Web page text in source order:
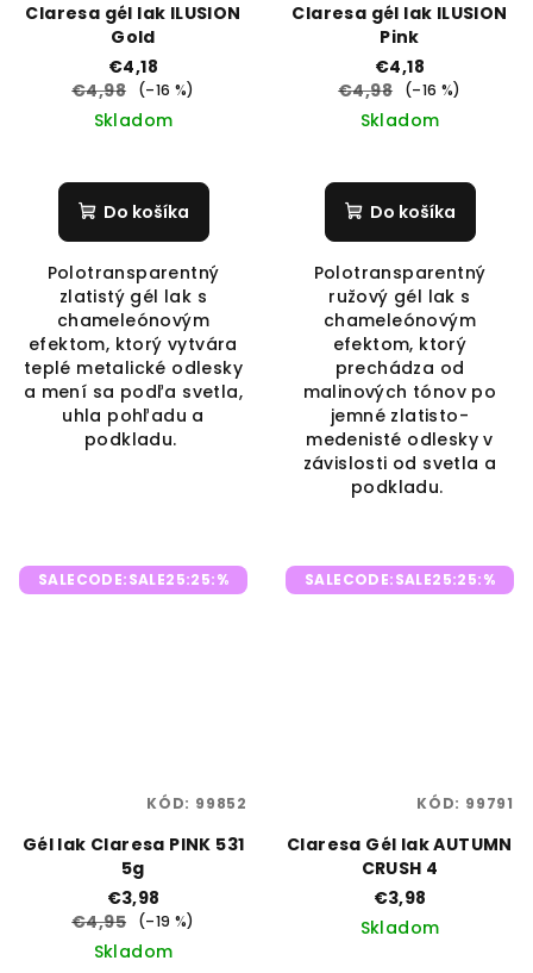
Claresa gél lak ILUSION
Gold
€4,18
€4,98
(–16 %)
Skladom
Do košíka
Polotransparentný
zlatistý gél lak s
chameleónovým
efektom, ktorý vytvára
teplé metalické odlesky
a mení sa podľa svetla,
uhla pohľadu a
podkladu.
Claresa gél lak ILUSION
Pink
€4,18
€4,98
(–16 %)
Skladom
Do košíka
Polotransparentný
ružový gél lak s
chameleónovým
efektom, ktorý
prechádza od
malinových tónov po
jemné zlatisto-
medenisté odlesky v
závislosti od svetla a
podkladu.
SALECODE:SALE25:25:%
Gél lak Claresa PINK 531
5g
€3,98
€4,95
(–19 %)
Skladom
KÓD: 99852
SALECODE:SALE25:25:%
Claresa Gél lak AUTUMN
CRUSH 4
€3,98
Skladom
KÓD: 99791